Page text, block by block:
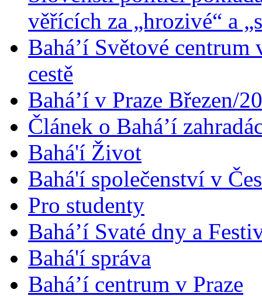
věřících za „hrozivé“ a
Bahá’í Světové
cestě
Bahá’í v Praze Březen/
Článek o Bahá’í
Bahá'í Život
Bahá'í společenství v
Pro studenty
Bahá’í Svaté dny a
Bahá'í správa
Bahá’í centrum v Praze